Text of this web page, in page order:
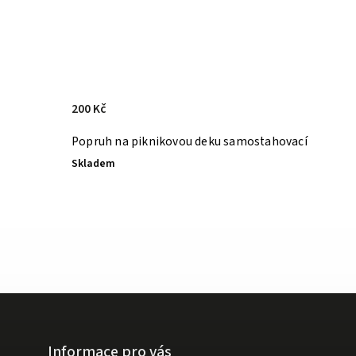
Popruh na piknikovou deku samostahovací
Skladem
200 Kč